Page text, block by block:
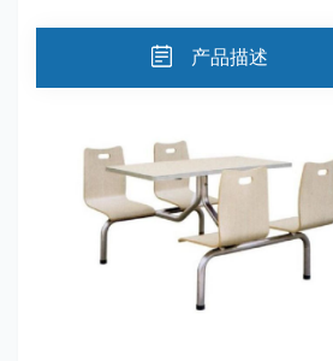
产品描述